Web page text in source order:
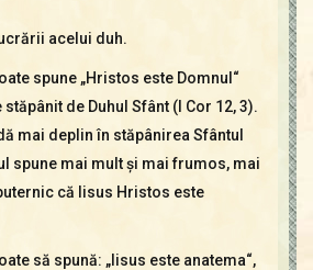
acelui duh.
spune „Hristos este Domnul“
de Duhul Sfânt (I Cor 12, 3).
mai deplin în stăpânirea Sfântul
spune mai mult şi mai frumos, mai
că Iisus Hristos este
să spună: „Iisus este anatema“,